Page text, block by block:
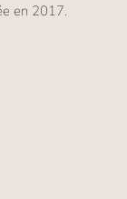
en 2017.